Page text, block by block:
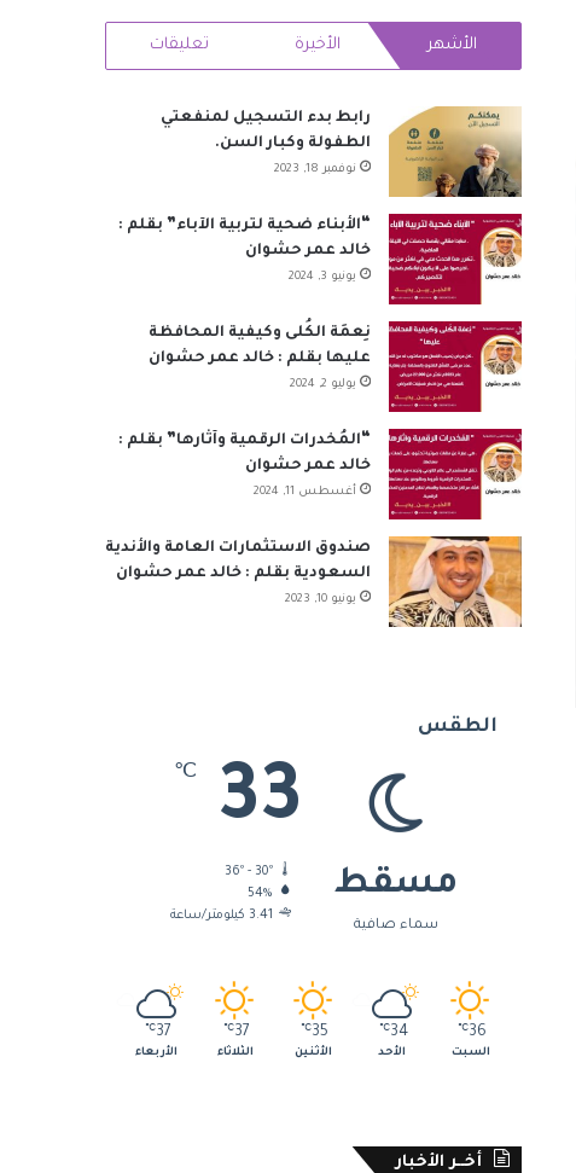
RSS
الأشهر الأخيرة تعليقات
رابط بدء التسجيل لمنفعتي
الطفولة وكبار السن.
نوفمبر 18, 2023
“الأبناء ضحية لتربية الآباء” بقلم :
خالد عمر حشوان
يونيو 3, 2024
نِعمَة الكُلى وكيفية المحافظة
عليها بقلم : خالد عمر حشوان
يوليو 2, 2024
“المُخدرات الرقمية وآثارها” بقلم :
خالد عمر حشوان
أغسطس 11, 2024
صندوق الاستثمارات العامة والأندية
السعودية بقلم : خالد عمر حشوان
يونيو 10, 2023
الطقس
مسقط
سماء صافية
33
℃
36º - 30º
54%
3.41 كيلومتر/ساعة
36
℃
السبت
34
℃
الأحد
35
℃
الأثنين
37
℃
الثلاثاء
37
℃
الأربعاء
أخــر الأخبار